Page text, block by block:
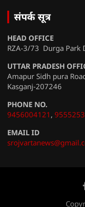
संपर्क सूत्र
HEAD OFFICE
RZA-3/73 Durga Park
UTTAR PRADESH
Amapur Sidh pura
Kasganj-207246
PHONE NO.
9456004121 ,
EMAIL ID